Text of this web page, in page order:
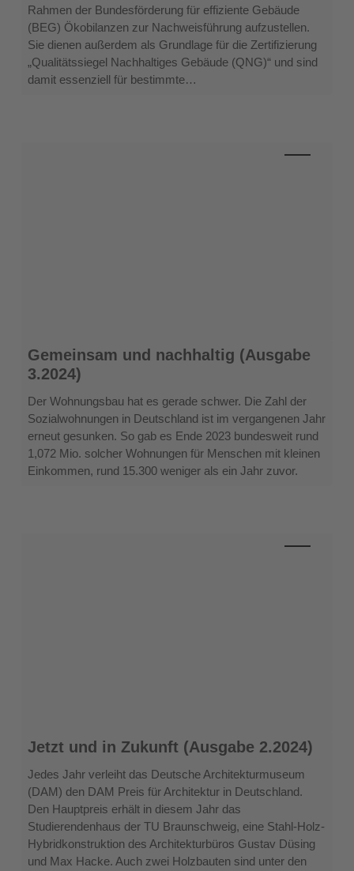
Rahmen der Bundesförderung für effiziente Gebäude
(BEG) Ökobilanzen zur Nachweisführung aufzustellen.
Sie dienen außerdem als Grundlage für die Zertifizierung
„Qualitätssiegel Nachhaltiges Gebäude (QNG)“ und sind
damit essenziell für bestimmte…
Gemeinsam
und
nachhaltig
(Ausgabe
3.2024)
Gemeinsam und nachhaltig (Ausgabe
3.2024)
Der Wohnungsbau hat es gerade schwer. Die Zahl der
Sozialwohnungen in Deutschland ist im vergangenen Jahr
erneut gesunken. So gab es Ende 2023 bundesweit rund
1,072 Mio. solcher Wohnungen für Menschen mit kleinen
Einkommen, rund 15.300 weniger als ein Jahr zuvor.
Jetzt
und
Zukunft
(Ausgabe
2.2024)
Jetzt und in Zukunft (Ausgabe 2.2024)
Jedes Jahr verleiht das Deutsche Architekturmuseum
(DAM) den DAM Preis für Architektur in Deutschland.
Den Hauptpreis erhält in diesem Jahr das
Studierendenhaus der TU Braunschweig, eine Stahl-Holz-
Hybridkonstruktion des Architekturbüros Gustav Düsing
und Max Hacke. Auch zwei Holzbauten sind unter den